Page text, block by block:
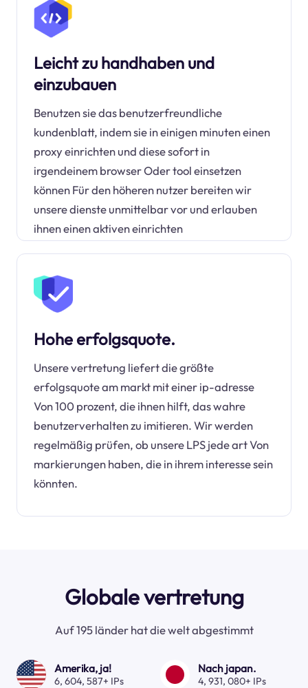
Leicht zu handhaben und
einzubauen
Benutzen sie das benutzerfreundliche
kundenblatt, indem sie in einigen minuten einen
proxy einrichten und diese sofort in
irgendeinem browser Oder tool einsetzen
können Für den höheren nutzer bereiten wir
unsere dienste unmittelbar vor und erlauben
ihnen einen aktiven einrichten
Hohe erfolgsquote.
Unsere vertretung liefert die größte
erfolgsquote am markt mit einer ip-adresse
Von 100 prozent, die ihnen hilft, das wahre
benutzerverhalten zu imitieren. Wir werden
regelmäßig prüfen, ob unsere LPS jede art Von
markierungen haben, die in ihrem interesse sein
könnten.
Globale vertretung
Auf 195 länder hat die welt abgestimmt
Amerika, ja!
6, 604, 587+ IPs
Nach japan.
4, 931, 080+ IPs